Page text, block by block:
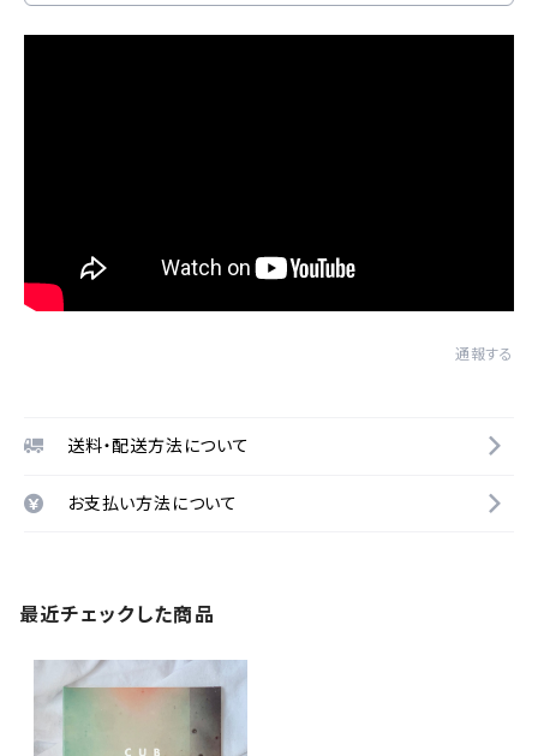
通報する
送料・配送方法について
お支払い方法について
最近チェックした商品